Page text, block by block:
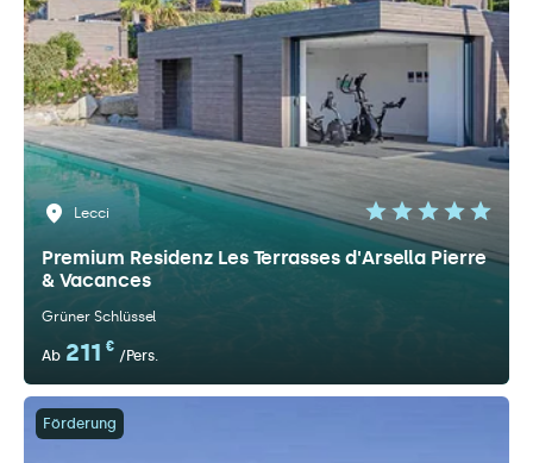
Lecci
Premium Residenz Les Terrasses d'Arsella Pierre
& Vacances
Grüner Schlüssel
Ab 211 €
/Pers.
Förderung